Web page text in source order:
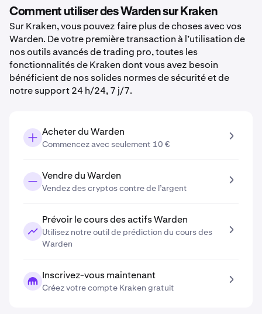
Comment utiliser des Warden sur Kraken
Sur Kraken, vous pouvez faire plus de choses avec vos
Warden. De votre première transaction à l’utilisation de
nos outils avancés de trading pro, toutes les
fonctionnalités de Kraken dont vous avez besoin
bénéficient de nos solides normes de sécurité et de
notre support 24 h/24, 7 j/7.
Acheter du Warden
Commencez avec seulement 10 €
Vendre du Warden
Vendez des cryptos contre de l’argent
Prévoir le cours des actifs Warden
Utilisez notre outil de prédiction du cours des
Warden
Inscrivez-vous maintenant
Créez votre compte Kraken gratuit